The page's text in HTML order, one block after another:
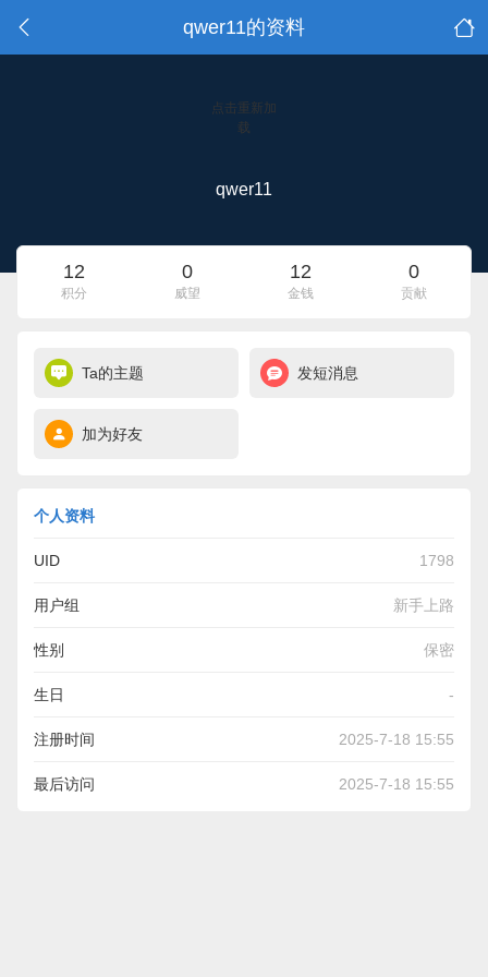
qwer11的资料
点击重新加
载
qwer11
12
积分
0
威望
12
金钱
0
贡献
Ta的主题 发短消息
加为好友
个人资料
UID 1798
用户组 新手上路
性别 保密
生日 -
注册时间 2025-7-18 15:55
最后访问 2025-7-18 15:55